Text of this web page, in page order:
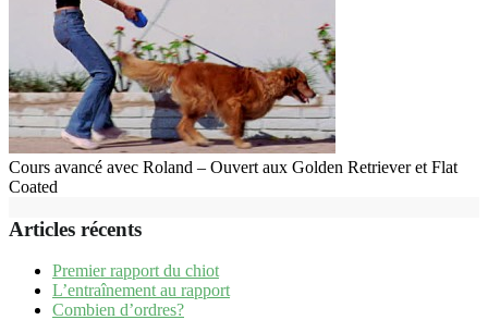
Cours avancé avec Roland – Ouvert aux Golden Retriever et Flat
Coated
Articles récents
Premier rapport du chiot
L’entraînement au rapport
Combien d’ordres?